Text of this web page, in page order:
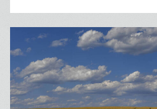
extintos
que
voltaram